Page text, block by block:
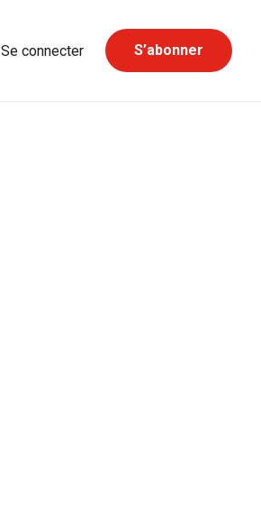
Se connecter S’abonner